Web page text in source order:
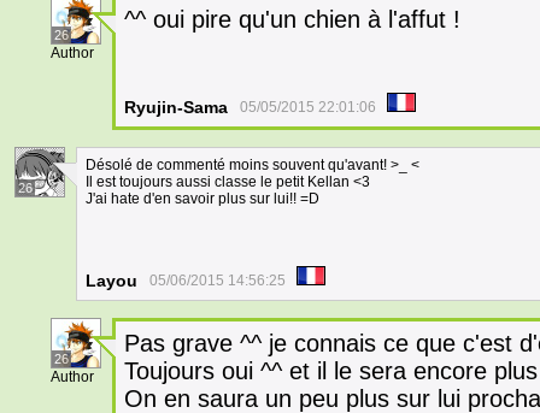
26
Author
^^ oui pire qu'un chien à l'affut !
Ryujin-Sama 05/05/2015 22:01:06
26
Désolé de commenté moins souvent qu'avant! >_ <
Il est toujours aussi classe le petit Kellan <3
J'ai hate d'en savoir plus sur lui!! =D
Layou 05/06/2015 14:56:25
26
Author
Pas grave ^^ je connais ce que c'est
Toujours oui ^^ et il le sera encore
On en saura un peu plus sur lui